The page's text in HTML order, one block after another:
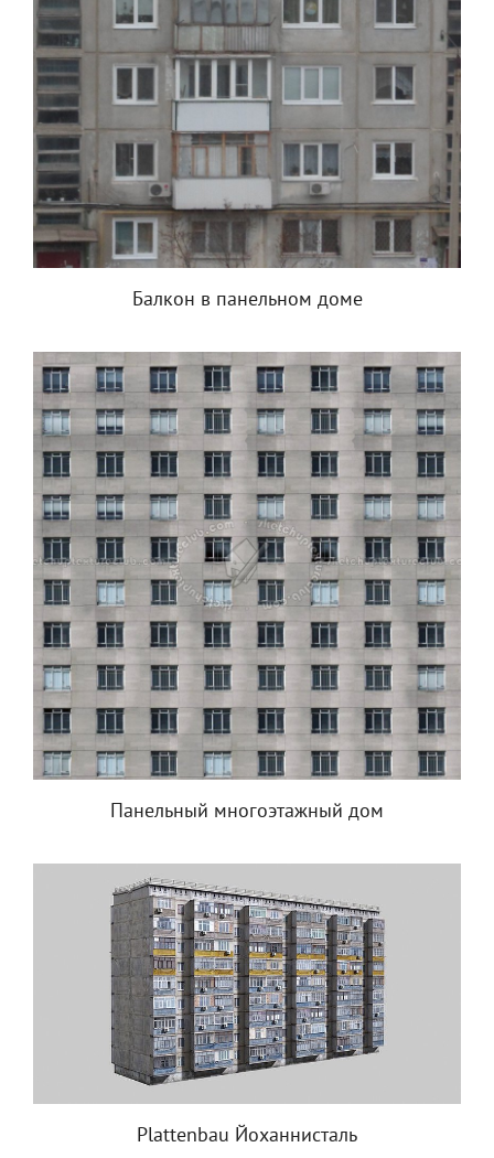
Балкон в панельном доме
Панельный многоэтажный дом
Plattenbau Йоханнисталь